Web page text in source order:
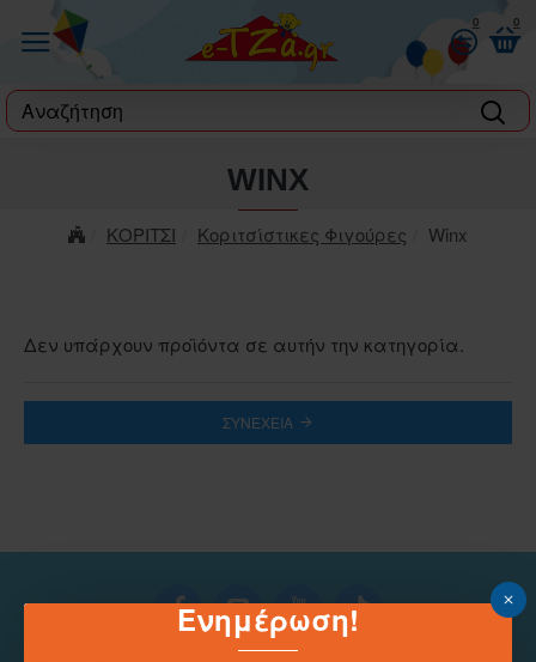
Ενημέρωση!
0 0
label
ΚΟΡΙΤΣΙ Κοριτσίστικες Φιγούρες Winx
WINX
Δεν υπάρχουν προϊόντα σε αυτήν την κατηγορία.
ΣΥΝΈΧΕΙΑ